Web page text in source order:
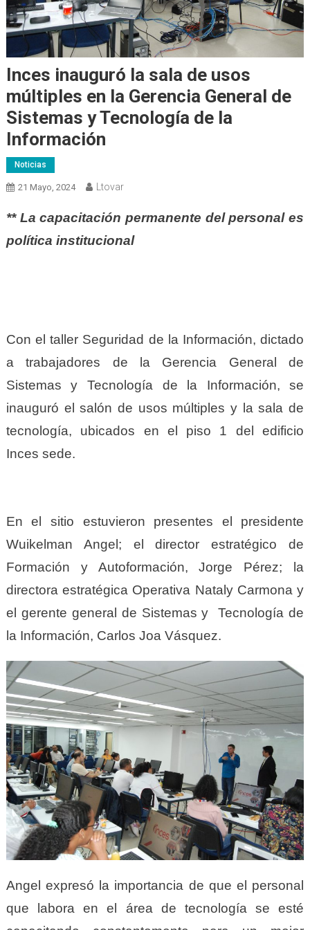
Inces inauguró la sala de usos
múltiples en la Gerencia General de
Sistemas y Tecnología de la
Información
Noticias
21 Mayo, 2024 Ltovar
** La capacitación permanente del personal es
política institucional
Con el taller Seguridad de la Información, dictado
a trabajadores de la Gerencia General de
Sistemas y Tecnología de la Información, se
inauguró el salón de usos múltiples y la sala de
tecnología, ubicados en el piso 1 del edificio
Inces sede.
En el sitio estuvieron presentes el presidente
Wuikelman Angel; el director estratégico de
Formación y Autoformación, Jorge Pérez; la
directora estratégica Operativa Nataly Carmona y
el gerente general de Sistemas y Tecnología de
la Información, Carlos Joa Vásquez.
Angel expresó la importancia de que el personal
que labora en el área de tecnología se esté